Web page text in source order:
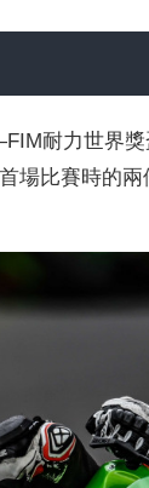
耐力世界獎
場比賽時的